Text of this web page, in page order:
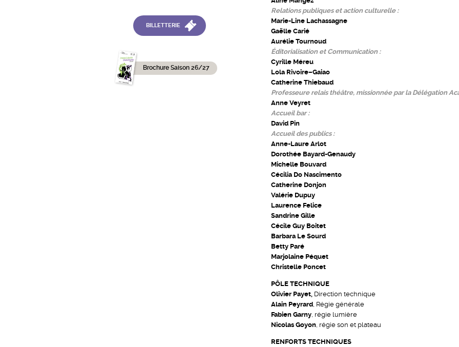
BILLETTERIE
Brochure Saison 26/27
Relations publiques et action culturelle :
Marie-Line Lachassagne
Gaëlle Carié
Aurélie Tournoud
Éditorialisation et Communication :
Cyrille Méreu
Lola Rivoire–Gaiao
Catherine Thiebaud
Professeure relais théâtre, missionnée par la Délégation
Anne Veyret
Accueil bar :
David Pin
Accueil des publics :
Anne-Laure Arlot
Dorothée Bayard-Genaudy
Michelle Bouvard
Cécilia Do Nascimento
Catherine Donjon
Valérie Dupuy
Laurence Felice
Sandrine Gille
Cécile Guy Boitet
Barbara Le Sourd
Betty Paré
Marjolaine Péquet
Christelle Poncet
PÔLE TECHNIQUE
Olivier Payet, Direction technique
Alain Peyrard , Régie générale
Fabien Garny , régie lumière
Nicolas Goyon , régie son et plateau
RENFORTS TECHNIQUES